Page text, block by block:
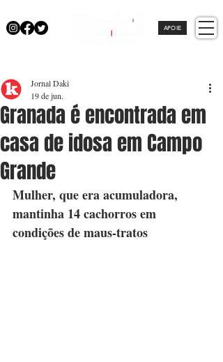
APOIE
Granada é encontrada em
casa de idosa em Campo
Grande
Jornal Daki
19 de jun.
Mulher, que era acumuladora,
mantinha 14 cachorros em
condições de maus-tratos